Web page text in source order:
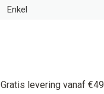
Enkel
Gratis levering vanaf €49